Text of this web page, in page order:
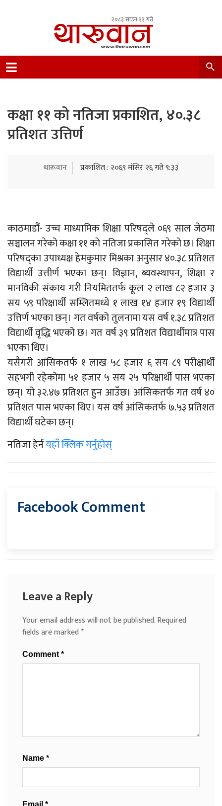
२०८३ साउन २२ गते
Nepal.
कक्षा ११ को नतिजा प्रकाशित, ४०.३८
प्रतिशत उत्तिर्ण
थारूवान प्रकाशित : २०६९ मंसिर २६ गते ९:३३
काठमाडौं- उच्च माध्यामिक शिक्षा परिषद्ले ०६९ साल जेठमा
सञ्चालन गरेको कक्षा ११ को नतिजा प्रकासित गरेको छ। शिक्षा
परिषद्का उपाध्यक्ष हेमकुमार मिश्रका अनुसार ४०.३८ प्रतिशत
विद्यार्थी उत्तीर्ण भएका छन्। विज्ञान, ब्यवस्थापन, शिक्षा र
मानविकी संकाय गरी नियमिततर्फ कूल २ लाख ८२ हजार ३
सय ५९ परिक्षार्थी सम्लितमध्ये १ लाख १४ हजार १९ विद्यार्थी
उत्तिर्ण भएका छन्। गत वर्षको तुलनामा यस वर्ष १.३८ प्रतिशत
विद्यार्थी वृद्धि भएको छ। गत वर्ष ३९ प्रतिशत विद्यार्थीमात्र पास
भएका थिए।
यसैगरी आंसिकतर्फ १ लाख ५८ हजार ६ सय ८९ परीक्षार्थी
सहभगी रहेकोमा ५१ हजार ५ सय २५ परिक्षार्थी पास भएका
छन्। यो ३२.४७ प्रतिशत हुन आउँछ। आंसिकतर्फ गत वर्ष ४०
प्रतिशत पास भएका थिए। यस वर्ष आंसिकतर्फ ७.५३ प्रतिशत
विद्यार्थी घटेका छन्।
नतिजा हेर्नयहाँ क्लिक गर्नुहोस्
Facebook Comment
Leave a Reply
Your email address will not be published.Required
fields are marked*
Comment *
Name *
Email *